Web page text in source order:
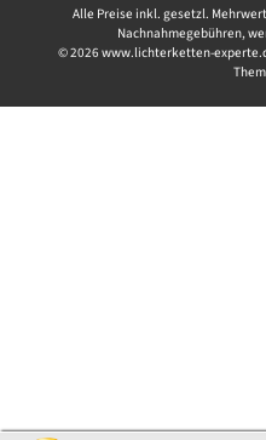
Alle Preise inkl. gesetzl.
Nachnahmegebühren,
© 2026 www.lichterketten-